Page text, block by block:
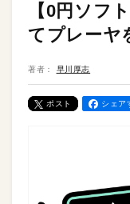
【0円ソフ
てプレーヤ
著者： 早川厚志
ポスト シェア